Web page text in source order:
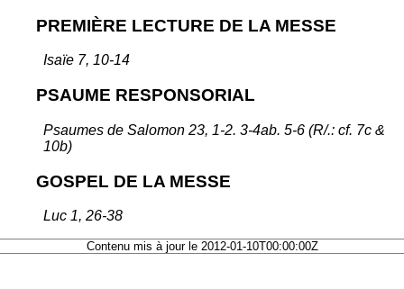
PREMIÈRE LECTURE DE LA MESSE
Isaïe 7, 10-14
PSAUME RESPONSORIAL
Psaumes de Salomon 23, 1-2. 3-4ab. 5-6 (R/.: cf. 7c &
10b)
GOSPEL DE LA MESSE
Luc 1, 26-38
Contenu mis à jour le 2012-01-10T00:00:00Z